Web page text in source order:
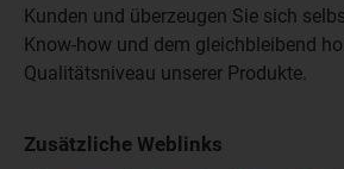
Kunden und überzeugen Sie sich
Know-how und dem gleichbleibend
Qualitätsniveau unserer Produkte.
Zusätzliche Weblinks